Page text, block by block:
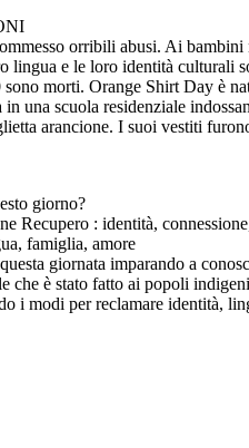
orribili abusi. Ai bambini
lingua e le loro identità culturali
morti. Orange Shirt Day è
una scuola residenziale
arancione. I suoi vestiti
giorno?
Recupero : identità,
famiglia, amore
giornata imparando a
che è stato fatto ai popoli
i modi per reclamare identità,